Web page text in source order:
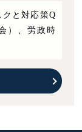
と対応策Q
）、労政時